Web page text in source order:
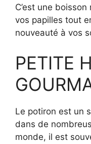
C’est une
vos papilles tout
nouveauté à vos
PETITE
Le potiron est un
dans de
monde, il est